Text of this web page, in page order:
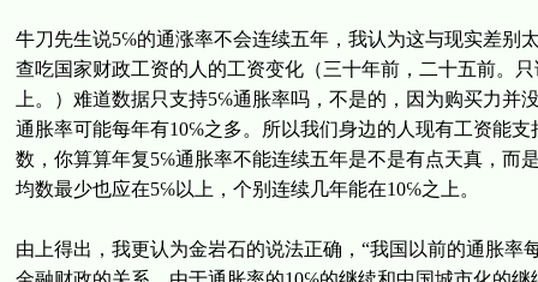
牛刀先生说5℅的通涨率不会连续五年，我认为这与现实差别
查吃国家财政工资的人的工资变化（三十年前，二十五前。
上。）难道数据只支持5℅通胀率吗，不是的，因为购买力
通胀率可能每年有10℅之多。所以我们身边的人现有工资能
数，你算算年复5℅通胀率不能连续五年是不是有点天真，而
均数最少也应在5℅以上，个别连续几年能在10℅之上。
由上得出，我更认为金岩石的说法正确，“我国以前的通胀